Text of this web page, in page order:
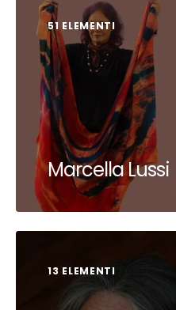
51 ELEMENTI
Marcella Lussi
13 ELEMENTI